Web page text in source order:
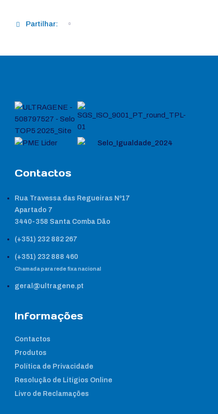
Partilhar:
Contactos
Rua Travessa das Regueiras Nº17
Apartado 7
3440-358 Santa Comba Dão
(+351) 232 882 267
(+351) 232 888 460
Chamada para rede fixa nacional
geral@ultragene.pt
Informações
Contactos
Produtos
Política de Privacidade
Resolução de Litígios Online
Livro de Reclamações